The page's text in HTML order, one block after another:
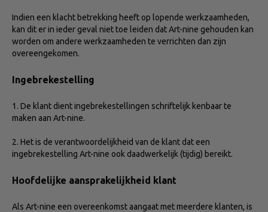
Indien een klacht betrekking heeft op lopende werkzaamheden,
kan dit er in ieder geval niet toe leiden dat Art-nine gehouden kan
worden om andere werkzaamheden te verrichten dan zijn
overeengekomen.
Ingebrekestelling
1. De klant dient ingebrekestellingen schriftelijk kenbaar te
maken aan Art-nine.
2. Het is de verantwoordelijkheid van de klant dat een
ingebrekestelling Art-nine ook daadwerkelijk (tijdig) bereikt.
Hoofdelijke aansprakelijkheid klant
Als Art-nine een overeenkomst aangaat met meerdere klanten, is